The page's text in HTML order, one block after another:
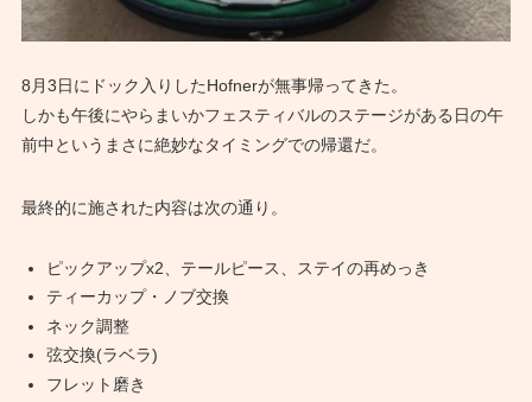
8月3日にドック入りしたHofnerが無事帰ってきた。
しかも午後にやらまいかフェスティバルのステージがある日の午
前中というまさに絶妙なタイミングでの帰還だ。
最終的に施された内容は次の通り。
ピックアップx2、テールピース、ステイの再めっき
ティーカップ・ノブ交換
ネック調整
弦交換(ラベラ)
フレット磨き